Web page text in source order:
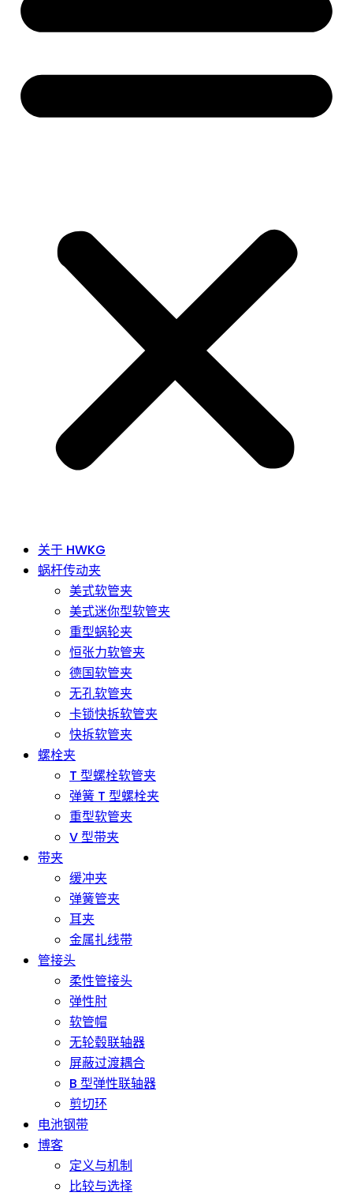
关于 HWKG
蜗杆传动夹
美式软管夹
美式迷你型软管夹
重型蜗轮夹
恒张力软管夹
德国软管夹
无孔软管夹
卡锁快拆软管夹
快拆软管夹
螺栓夹
T 型螺栓软管夹
弹簧 T 型螺栓夹
重型软管夹
V 型带夹
带夹
缓冲夹
弹簧管夹
耳夹
金属扎线带
管接头
柔性管接头
弹性肘
软管帽
无轮毂联轴器
屏蔽过渡耦合
B 型弹性联轴器
剪切环
电池钢带
博客
定义与机制
比较与选择